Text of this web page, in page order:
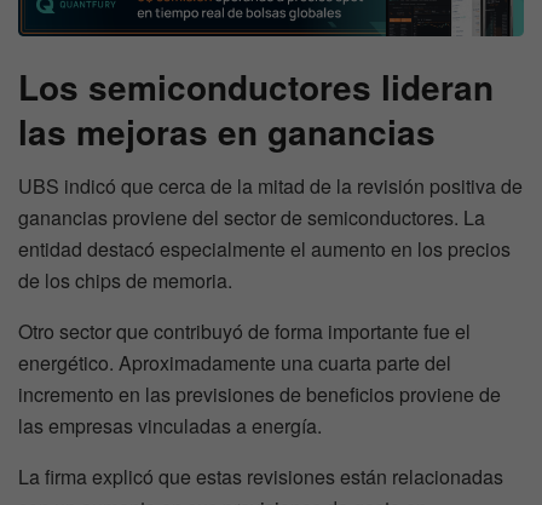
Los semiconductores lideran
las mejoras en ganancias
UBS indicó que cerca de la mitad de la revisión positiva de
ganancias proviene del sector de semiconductores. La
entidad destacó especialmente el aumento en los precios
de los chips de memoria.
Otro sector que contribuyó de forma importante fue el
energético. Aproximadamente una cuarta parte del
incremento en las previsiones de beneficios proviene de
las empresas vinculadas a energía.
La firma explicó que estas revisiones están relacionadas